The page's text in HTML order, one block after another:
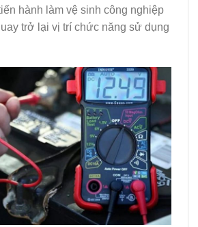
hành làm vệ sinh công nghiệp
trở lại vị trí chức năng sử dụng